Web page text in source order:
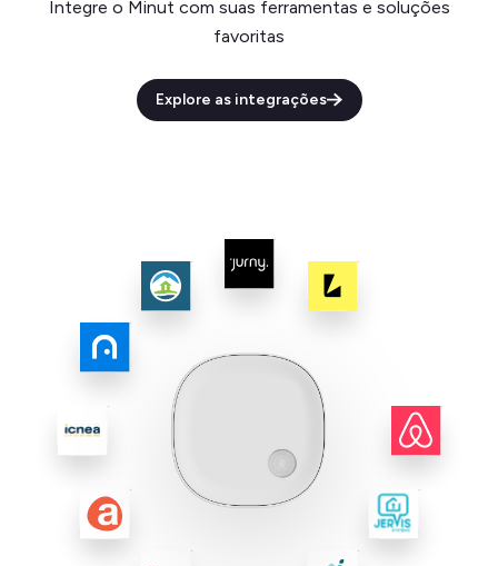
Integre o Minut com suas ferramentas e soluções
favoritas
Explore as integrações